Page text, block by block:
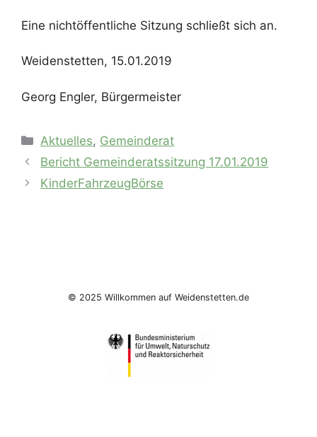
Eine nichtöffentliche Sitzung schließt sich an.
Weidenstetten, 15.01.2019
Georg Engler, Bürgermeister
Kategorien
Aktuelles, Gemeinderat
Bericht Gemeinderatssitzung 17.01.2019
KinderFahrzeugBörse
© 2025 Willkommen auf Weidenstetten.de